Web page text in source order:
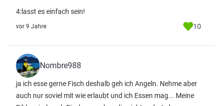
4:lasst es einfach sein!
vor 9 Jahre 10
Nombre988
ja ich esse gerne Fisch deshalb geh ich Angeln. Nehme aber
auch nur soviel mit wie erlaubt und ich Essen mag... Meine